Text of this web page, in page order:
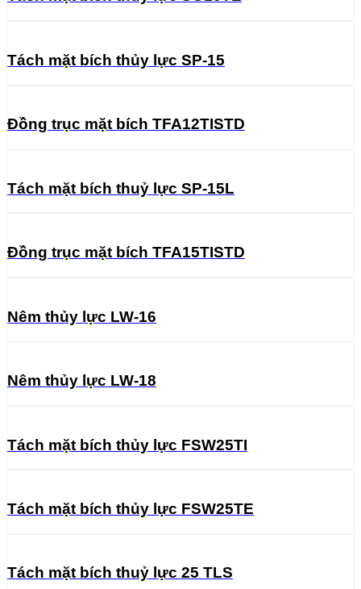
Tách mặt bích thủy lực SP-15
Đồng trục mặt bích TFA12TISTD
Tách mặt bích thuỷ lực SP-15L
Đồng trục mặt bích TFA15TISTD
Nêm thủy lực LW-16
Nêm thủy lực LW-18
Tách mặt bích thủy lực FSW25TI
Tách mặt bích thủy lực FSW25TE
Tách mặt bích thuỷ lực 25 TLS